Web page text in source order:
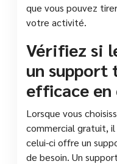
que vous pouvez
votre activité.
Vérifiez si
un support
efficace en
Lorsque vous
commercial gratuit,
celui-ci offre un
de besoin. Un